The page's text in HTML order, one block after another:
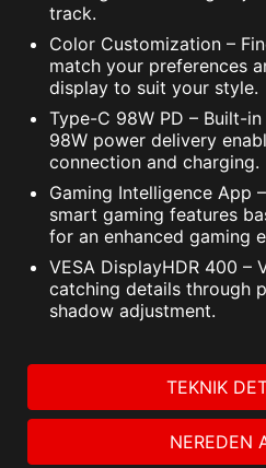
track.
Color Customization –
match your preferences
display to suit your style.
Type-C 98W PD – Built-
98W power delivery
connection and charging.
Gaming Intelligence App
smart gaming features
for an enhanced gaming
VESA DisplayHDR 400
catching details through
shadow adjustment.
TEKNIK
NEREDEN